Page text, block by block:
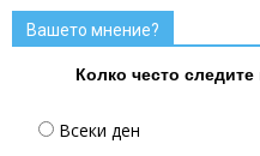
Вашето мнение?
Колко често
Всеки ден